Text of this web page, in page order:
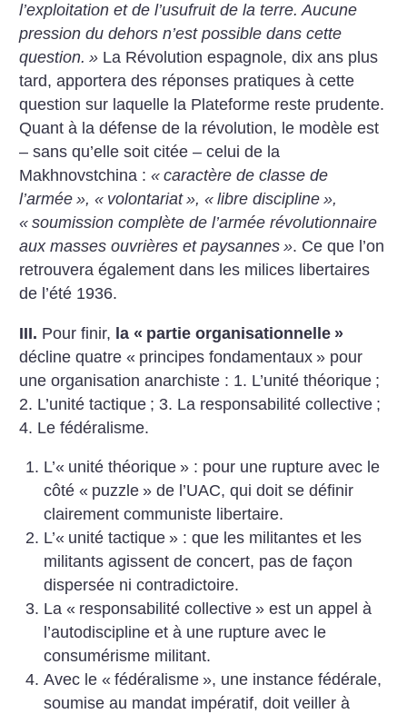
l’exploitation et de l’usufruit de la terre. Aucune
pression du dehors n’est possible dans cette
question. » La Révolution espagnole, dix ans plus
tard, apportera des réponses pratiques à cette
question sur laquelle la Plateforme reste prudente.
Quant à la défense de la révolution, le modèle est
– sans qu’elle soit citée – celui de la
Makhnovstchina :« caractère de classe de
l’armée », « volontariat », « libre discipline »,
« soumission complète de l’armée révolutionnaire
aux masses ouvrières et paysannes ». Ce que l’on
retrouvera également dans les milices libertaires
de l’été 1936.
III. Pour finir, la « partie organisationnelle »
décline quatre « principes fondamentaux » pour
une organisation anarchiste : 1. L’unité théorique ;
2. L’unité tactique ; 3. La responsabilité collective ;
4. Le fédéralisme.
L’« unité théorique » : pour une rupture avec le
côté « puzzle » de l’UAC, qui doit se définir
clairement communiste libertaire.
L’« unité tactique » : que les militantes et les
militants agissent de concert, pas de façon
dispersée ni contradictoire.
La « responsabilité collective » est un appel à
l’autodiscipline et à une rupture avec le
consumérisme militant.
Avec le « fédéralisme », une instance fédérale,
soumise au mandat impératif, doit veiller à